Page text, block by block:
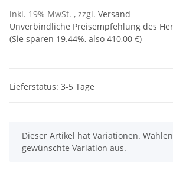
inkl. 19% MwSt. , zzgl. Versand
Unverbindliche Preisempfehlung des
(Sie sparen 19.44%, also 410,00 €)
Lieferstatus: 3-5 Tage
x
Dieser Artikel hat Variationen.
gewünschte Variation aus.